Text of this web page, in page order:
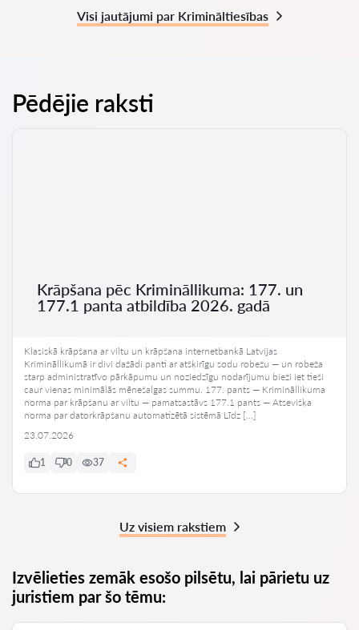
Visi jautājumi par Krimināltiesības
Pēdējie raksti
Krāpšana pēc Krimināllikuma: 177. un
177.1 panta atbildība 2026. gadā
Klasiskā krāpšana ar viltu un krāpšana internetbankā Latvijas
Krimināllikumā ir divi dažādi panti ar atšķirīgu sodu robežu — un robeža
starp administratīvo pārkāpumu un noziedzīgu nodarījumu bieži iet tieši
caur vienas minimālās mēnešalgas summu. 177. pants — Krimināllikuma
norma par krāpšanu ar viltu — pamatsastāvs 177.1 pants — Atsevišķa
norma par datorkrāpšanu automatizētā sistēmā Līdz […]
23.07.2026
1 0 37
Uz visiem rakstiem
Izvēlieties zemāk esošo pilsētu, lai pārietu uz
juristiem par šo tēmu: